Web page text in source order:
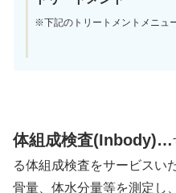
※下記のトリートメントメニュ
体組成検査(Inbody)…
る体組成検査をサービスい
骨量、体水分量等を測定し